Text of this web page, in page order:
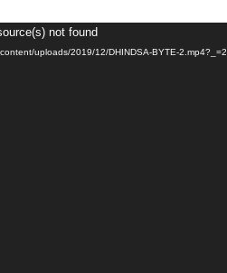
not found
uploads/2019/12/DHINDSA-BYTE-2.mp4?_=2